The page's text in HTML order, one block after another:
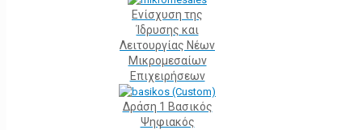
Ενίσχυση της
Ίδρυσης και
Λειτουργίας Νέων
Μικρομεσαίων
Επιχειρήσεων
Δράση 1 Βασικός
Ψηφιακός